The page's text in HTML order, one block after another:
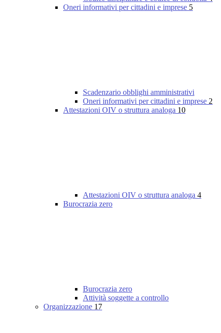
Oneri informativi per cittadini e imprese 5
Scadenzario obblighi amministrativi
Oneri informativi per cittadini e imprese 2
Attestazioni OIV o struttura analoga 10
Attestazioni OIV o struttura analoga 4
Burocrazia zero
Burocrazia zero
Attività soggette a controllo
Organizzazione 17